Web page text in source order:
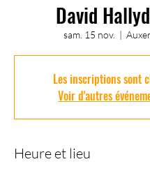
David
sam. 15 nov.
  |
Les inscriptions sont
Voir d'autres
Heure et lieu